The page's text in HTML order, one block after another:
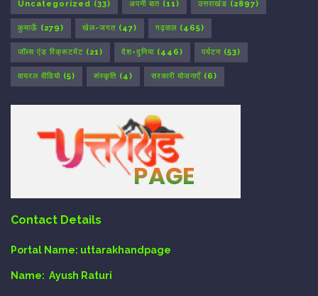
Uncategorized (33) अपनी बात (11) उत्तराखंड (2897)
कुमाऊँ (279) खेल-जगत (47) गढ़वाल (465)
जॉब्स एंड रिक्रूटमेंट (21) देश-दुनिया (446) पर्यटन (53)
वायरल वीडियो (5) संस्कृति (4) सरकारी योजनाएँ (6)
Contact Details
Portal Name: uttarakhandpage
Name: Ayush Raturi